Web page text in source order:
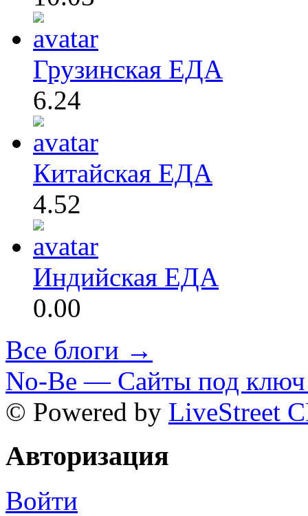
Грузинская ЕДА
6.24
Китайская ЕДА
4.52
Индийская ЕДА
0.00
Все блоги →
No-Be — Сайты под ключ
© Powered by LiveStreet
Авторизация
Войти